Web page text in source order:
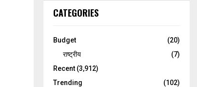
CATEGORIES
Budget
(20)
राष्ट्रीय
(7)
Recent (3,912)
Trending
(102)